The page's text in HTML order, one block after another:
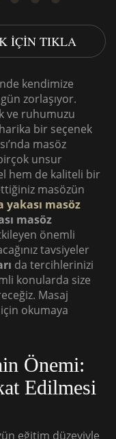
IÇIN TIKLA
kendimize
zorlaşıyor.
ve ruhumuzu
bir seçenek
masöz
unsur
hem de kaliteli bir
masözün
yakası masöz
masöz
önemli
tavsiyeler
da tercihlerinizi
konularda size
Masaj
okumaya
Önemi:
Edilmesi
eğitim düzeyiyle